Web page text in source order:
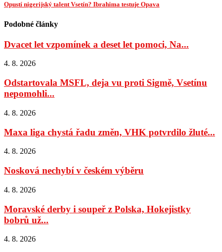
Opustí nigerijský talent Vsetín? Ibrahima testuje Opava
Podobné články
Dvacet let vzpomínek a deset let pomoci, Na...
4. 8. 2026
Odstartovala MSFL, deja vu proti Sigmě, Vsetínu
nepomohli...
4. 8. 2026
Maxa liga chystá řadu změn, VHK potvrdilo žluté...
4. 8. 2026
Nosková nechybí v českém výběru
4. 8. 2026
Moravské derby i soupeř z Polska, Hokejistky
bobrů už...
4. 8. 2026